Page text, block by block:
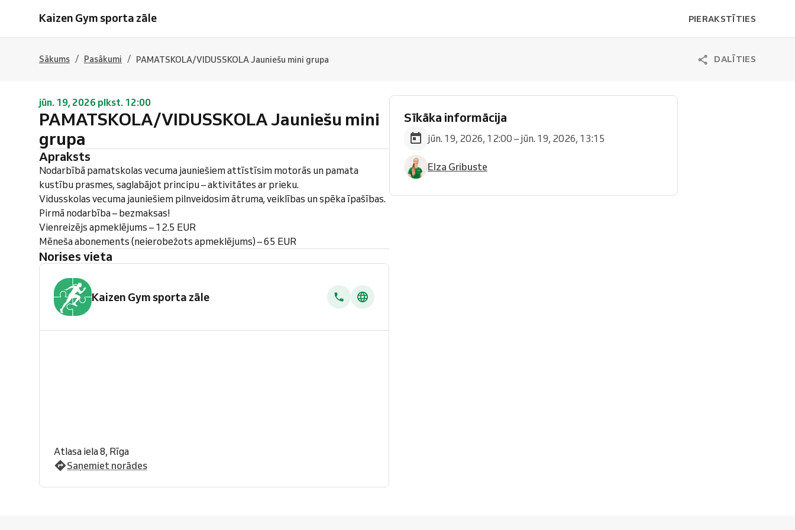
Kaizen Gym sporta zāle PIERAKSTĪTIES
Sākums / Pasākumi / PAMATSKOLA/VIDUSSKOLA Jauniešu mini grupa DALĪTIES
jūn. 19, 2026 plkst. 12:00
PAMATSKOLA/VIDUSSKOLA Jauniešu mini
grupa
Apraksts
Nodarbībā pamatskolas vecuma jauniešiem attīstīsim motorās un pamata
kustību prasmes, saglabājot principu – aktivitātes ar prieku.
Vidusskolas vecuma jauniešiem pilnveidosim ātruma, veiklības un spēka īpašības.
Pirmā nodarbība – bezmaksas!
Vienreizējs apmeklējums – 12.5 EUR
Mēneša abonements (neierobežots apmeklējums) – 65 EUR
Norises vieta
Kaizen Gym sporta zāle
Atlasa iela 8, Rīga
Saņemiet norādes
Sīkāka informācija
jūn. 19, 2026, 12:00 – jūn. 19, 2026, 13:15
Elza Gribuste